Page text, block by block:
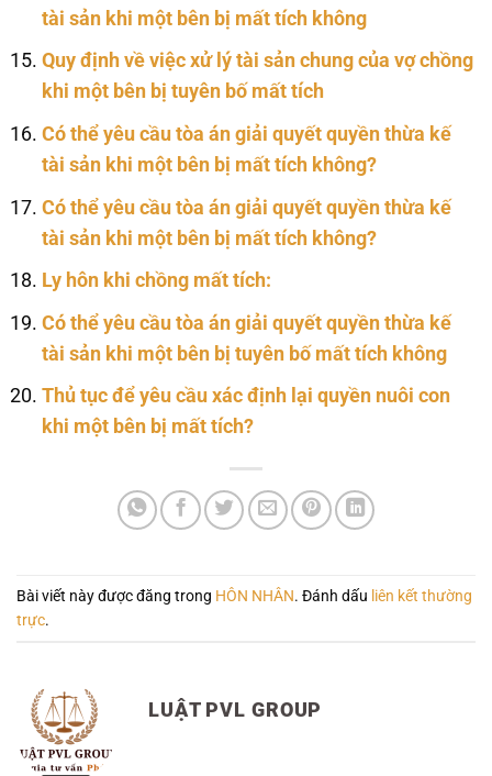
tài sản khi một bên bị mất tích không
Quy định về việc xử lý tài sản chung của vợ chồng
khi một bên bị tuyên bố mất tích
Có thể yêu cầu tòa án giải quyết quyền thừa kế
tài sản khi một bên bị mất tích không?
Có thể yêu cầu tòa án giải quyết quyền thừa kế
tài sản khi một bên bị mất tích không?
Ly hôn khi chồng mất tích:
Có thể yêu cầu tòa án giải quyết quyền thừa kế
tài sản khi một bên bị tuyên bố mất tích không
Thủ tục để yêu cầu xác định lại quyền nuôi con
khi một bên bị mất tích?
Bài viết này được đăng trong HÔN NHÂN. Đánh dấu liên kết thường
trực.
LUẬT PVL GROUP